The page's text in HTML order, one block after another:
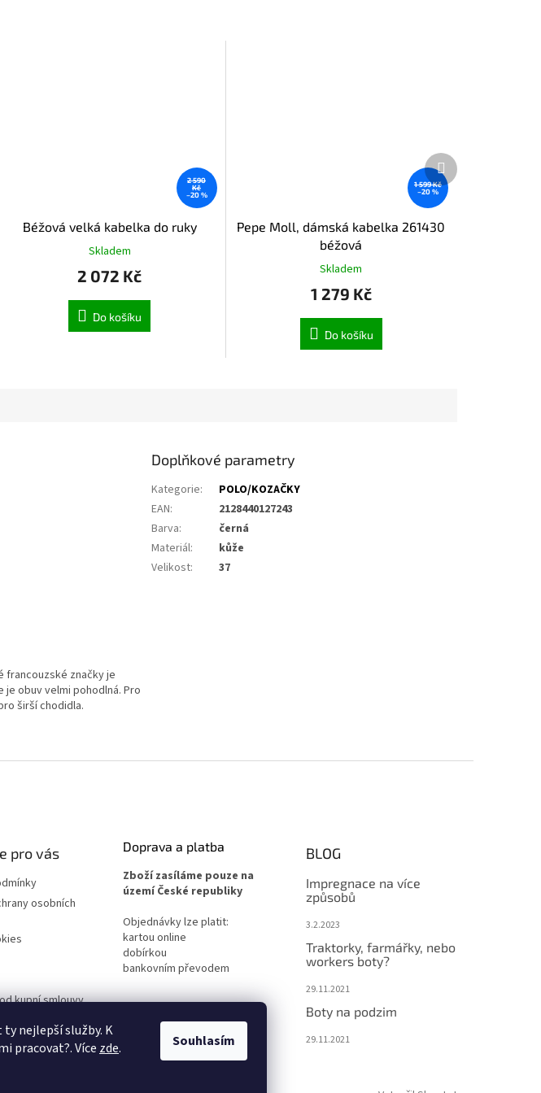
nejlepší služby. K
pracovat?. Více zde. Souhlasím
2 590
Kč
–20 %
Béžová velká kabelka do ruky
Skladem
2 072 Kč
Do košíku
1 599 Kč
–20 %
Pepe Moll, dámská kabelka 261430
béžová
Skladem
1 279 Kč
Do košíku
Další
produkt
francouzské značky je
obuv velmi pohodlná. Pro
širší chodidla.
Doplňkové parametry
Kategorie:
POLO/KOZAČKY
EAN:
2128440127243
Barva:
černá
Materiál:
kůže
Velikost: 37
pro vás
osobních
kupní smlouvy
Doprava a platba
Zboží zasíláme pouze na
území České republiky
Objednávky lze platit:
kartou online
dobírkou
bankovním převodem
BLOG
Impregnace na více
způsobů
3.2.2023
Traktorky, farmářky, nebo
workers boty?
29.11.2021
Boty na podzim
29.11.2021